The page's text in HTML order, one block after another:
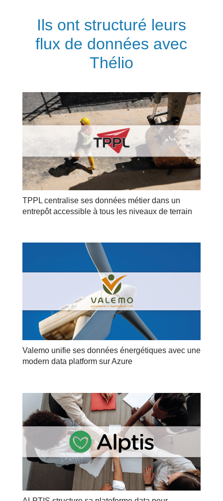
Ils ont structuré leurs
flux de données avec
Thélio
TPPL centralise ses données métier dans un
entrepôt accessible à tous les niveaux de terrain
Valemo unifie ses données énergétiques avec une
modern data platform sur Azure